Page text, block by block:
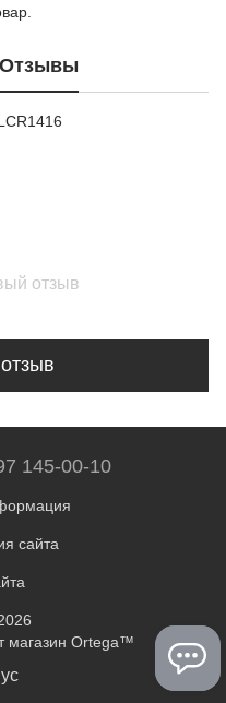
Отзывы
отзыв
145-00-10
сайта
магазин Ortega™